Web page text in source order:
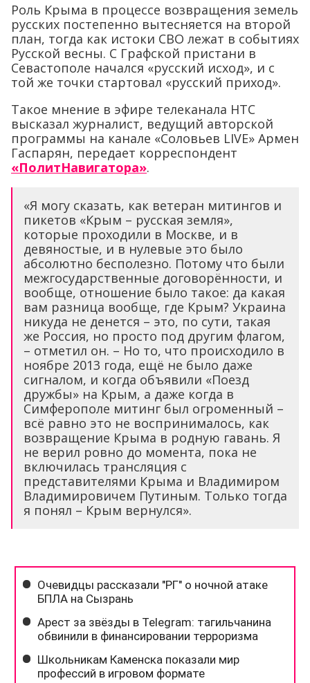
Роль Крыма в процессе возвращения земель
русских постепенно вытесняется на второй
план, тогда как истоки СВО лежат в событиях
Русской весны. С Графской пристани в
Севастополе начался «русский исход», и с
той же точки стартовал «русский приход».
Такое мнение в эфире телеканала НТС
высказал журналист, ведущий авторской
программы на канале «Соловьев LIVE» Армен
Гаспарян, передает корреспондент
«ПолитНавигатора».
«Я могу сказать, как ветеран митингов и
пикетов «Крым – русская земля»,
которые проходили в Москве, и в
девяностые, и в нулевые это было
абсолютно бесполезно. Потому что были
межгосударственные договорённости, и
вообще, отношение было такое: да какая
вам разница вообще, где Крым? Украина
никуда не денется – это, по сути, такая
же Россия, но просто под другим флагом,
– отметил он. – Но то, что происходило в
ноябре 2013 года, ещё не было даже
сигналом, и когда объявили «Поезд
дружбы» на Крым, а даже когда в
Симферополе митинг был огроменный –
всё равно это не воспринималось, как
возвращение Крыма в родную гавань. Я
не верил ровно до момента, пока не
включилась трансляция с
представителями Крыма и Владимиром
Владимировичем Путиным. Только тогда
я понял – Крым вернулся».